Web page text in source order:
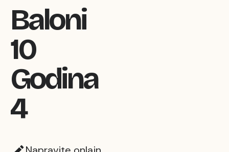
Baloni
10
Godina
4